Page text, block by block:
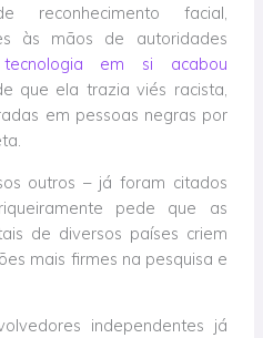
facial,
às mãos de autoridades
em si acabou
que ela trazia viés racista,
em pessoas negras por
outros – já foram citados
pede que as
de diversos países criem
mais firmes na pesquisa e
independentes já